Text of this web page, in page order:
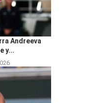
Andreeva
y...